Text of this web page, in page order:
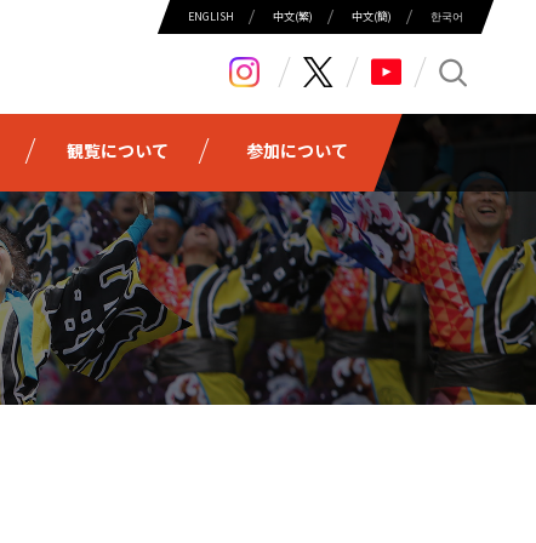
ENGLISH 中⽂(繁) 中⽂(簡) 한국어
観覧について 参加について